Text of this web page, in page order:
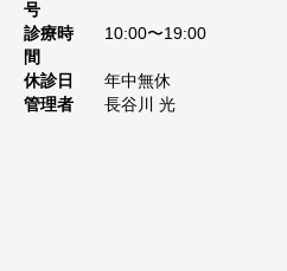
号
診療時
間
10:00〜19:00
休診日
年中無休
管理者
長谷川 光